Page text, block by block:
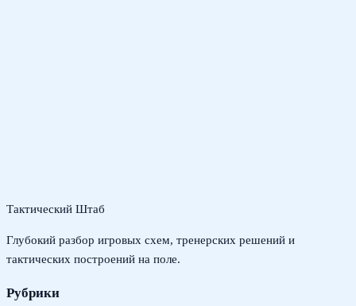
Тактический Штаб
Глубокий разбор игровых схем, тренерских решений и
тактических построений на поле.
Рубрики